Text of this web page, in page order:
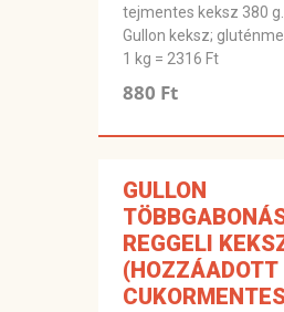
tejmentes keksz 380
Gullon keksz;
1 kg = 2316 Ft
880 Ft
GULLON
REGGELI
(HOZZÁADOTT